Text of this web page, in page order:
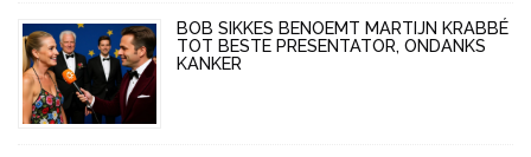
BOB SIKKES BENOEMT MARTIJN KRABBÉ
TOT BESTE PRESENTATOR, ONDANKS
KANKER